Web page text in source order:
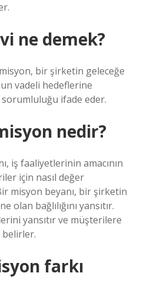
ne demek?
bir şirketin geleceğe
vadeli hedeflerine
ifade eder.
nedir?
iş faaliyetlerinin amacının
için nasıl değer
misyon beyanı, bir şirketin
bağlılığını yansıtır.
yansıtır ve müşterilere
belirler.
farkı